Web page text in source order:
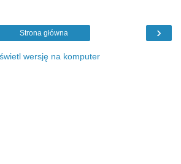
›
Strona główna
wersję na komputer